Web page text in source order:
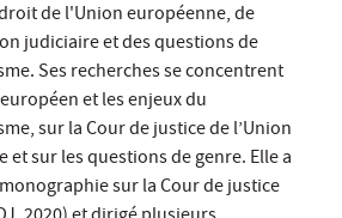
de l'Union européenne, de
judiciaire et des questions de
Ses recherches se concentrent
et les enjeux du
sur la Cour de justice de l’Union
et sur les questions de genre. Elle a
sur la Cour de justice